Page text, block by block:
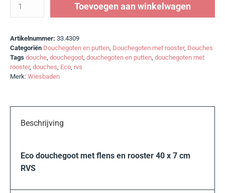
Toevoegen aan winkelwagen
Artikelnummer: 33.4309
Categoriën Douchegoten en putten Douchegoten met rooster, Douches
Tags douche douchegoot douchegoten en putten douchegoten met
rooster, douches Eco rvs
Merk: Wiesbaden
Beschrijving
Eco douchegoot met flens en rooster 40 x 7 cm
RVS